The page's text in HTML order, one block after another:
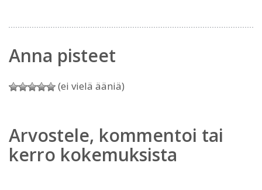
Anna pisteet
(ei vielä ääniä)
Arvostele, kommentoi tai
kerro kokemuksista